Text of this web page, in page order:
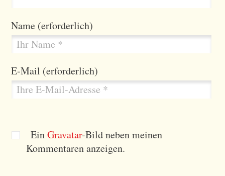
w
i
t
e
r
a
c
b
o
o
n
d
n
r
X
i
g
a
E
i
l
Name (erforderlich)
E-Mail (erforderlich)
EinGravatar-Bild neben meinen
Kommentaren anzeigen.